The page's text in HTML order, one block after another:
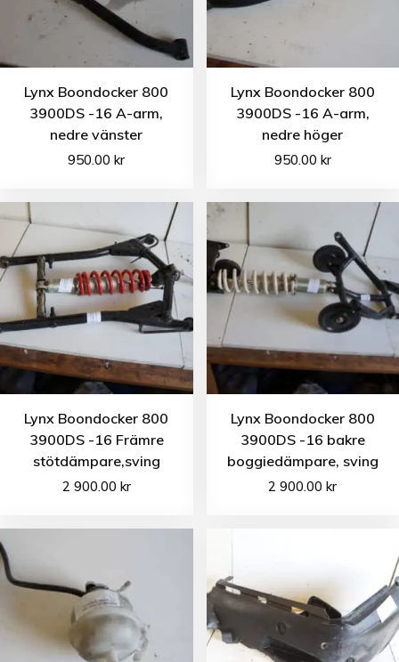
Lynx Boondocker 800
3900DS -16 A-arm,
nedre vänster
950.00kr
Lynx Boondocker 800
3900DS -16 A-arm,
nedre höger
950.00 kr
Lynx Boondocker 800
3900DS -16 Främre
stötdämpare,sving
2 900.00 kr
Lynx Boondocker 800
3900DS -16 bakre
boggiedämpare, sving
2 900.00kr